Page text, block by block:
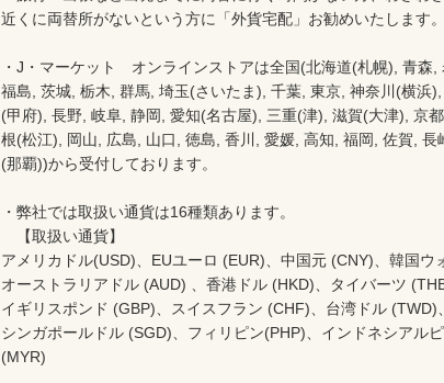
近くに両替所がないという方に「外貨宅配」お勧めいたします
・J・マーケット　オンラインストアは全国(北海道(札幌), 青
福島, 茨城, 栃木, 群馬, 埼玉(さいたま), 千葉, 東京, 神奈川(横浜
(甲府), 長野, 岐阜, 静岡, 愛知(名古屋), 三重(津), 滋賀(大津), 京
根(松江), 岡山, 広島, 山口, 徳島, 香川, 愛媛, 高知, 福岡, 佐賀,
(那覇))から受付しております。
・弊社では取扱い通貨は16種類あります。
【取扱い通貨】
アメリカドル(USD)、EUユーロ (EUR)、中国元 (CNY)、韓国ウ
オーストラリアドル (AUD) 、香港ドル (HKD)、タイバーツ
イギリスポンド (GBP)、スイスフラン (CHF)、台湾ドル
シンガポールドル (SGD)、フィリピン(PHP)、インドネシアル
(MYR)